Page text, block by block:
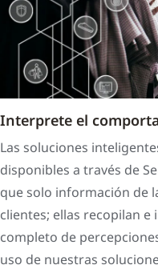
Interprete el
Las soluciones
disponibles a través de
que solo información de
clientes; ellas recopilan
completo de
uso de nuestras